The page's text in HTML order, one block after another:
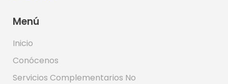
Menú
Inicio
Conócenos
Servicios Complementarios No